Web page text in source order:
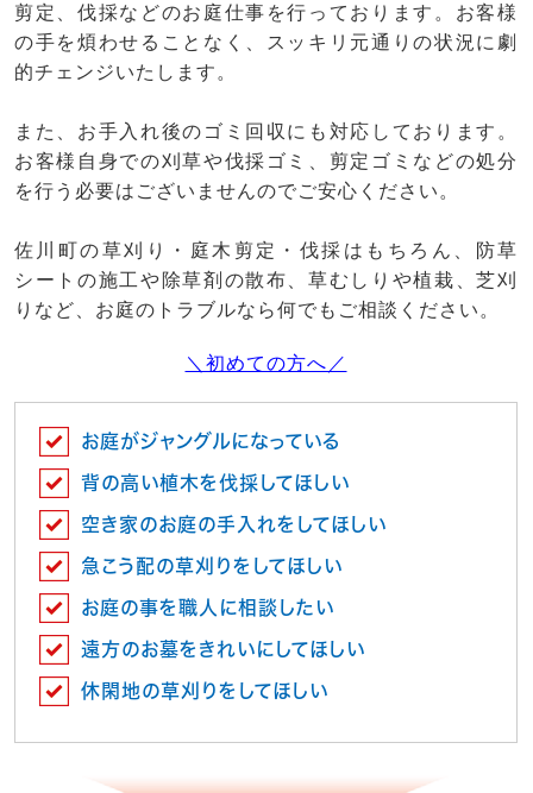
剪定、伐採などのお庭仕事を行っております。お客様
の手を煩わせることなく、スッキリ元通りの状況に劇
的チェンジいたします。
また、お手入れ後のゴミ回収にも対応しております。
お客様自身での刈草や伐採ゴミ、剪定ゴミなどの処分
を行う必要はございませんのでご安心ください。
佐川町の草刈り・庭木剪定・伐採はもちろん、防草
シートの施工や除草剤の散布、草むしりや植栽、芝刈
りなど、お庭のトラブルなら何でもご相談ください。
＼初めての方へ／
お庭がジャングルになっている
背の高い植木を伐採してほしい
空き家のお庭の手入れをしてほしい
急こう配の草刈りをしてほしい
お庭の事を職人に相談したい
遠方のお墓をきれいにしてほしい
休閑地の草刈りをしてほしい